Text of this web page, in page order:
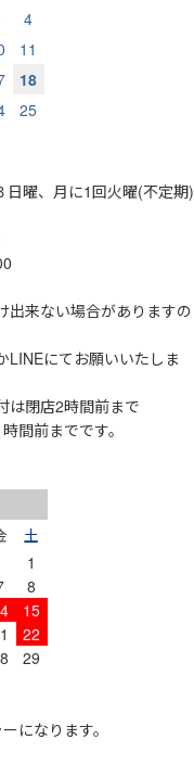
4
11
18
25
曜、月に1回火曜(不定期)
出来ない場合がありますの
LINEにてお願いいたしま
は閉店2時間前まで
間前までです。
土
1
8
15
22
29
になります。